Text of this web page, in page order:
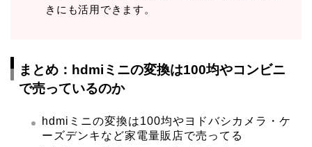
きにも活用できます。
まとめ：hdmiミニの変換は100均やコンビニ
で売っているのか
hdmiミニの変換は100均やヨドバシカメラ・ケ
ーズデンキなど家電量販店で売ってる